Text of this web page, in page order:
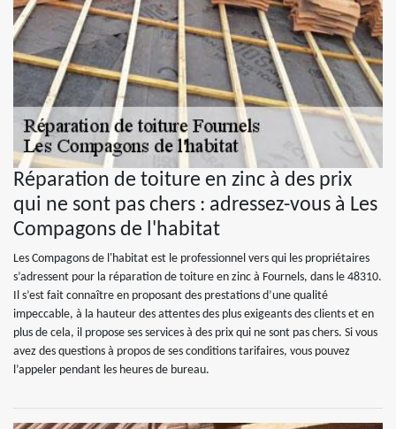
Réparation de toiture en zinc à des prix
qui ne sont pas chers : adressez-vous à Les
Compagons de l'habitat
Les Compagons de l'habitat est le professionnel vers qui les propriétaires
s’adressent pour la réparation de toiture en zinc à Fournels, dans le 48310.
Il s’est fait connaître en proposant des prestations d’une qualité
impeccable, à la hauteur des attentes des plus exigeants des clients et en
plus de cela, il propose ses services à des prix qui ne sont pas chers. Si vous
avez des questions à propos de ses conditions tarifaires, vous pouvez
l’appeler pendant les heures de bureau.